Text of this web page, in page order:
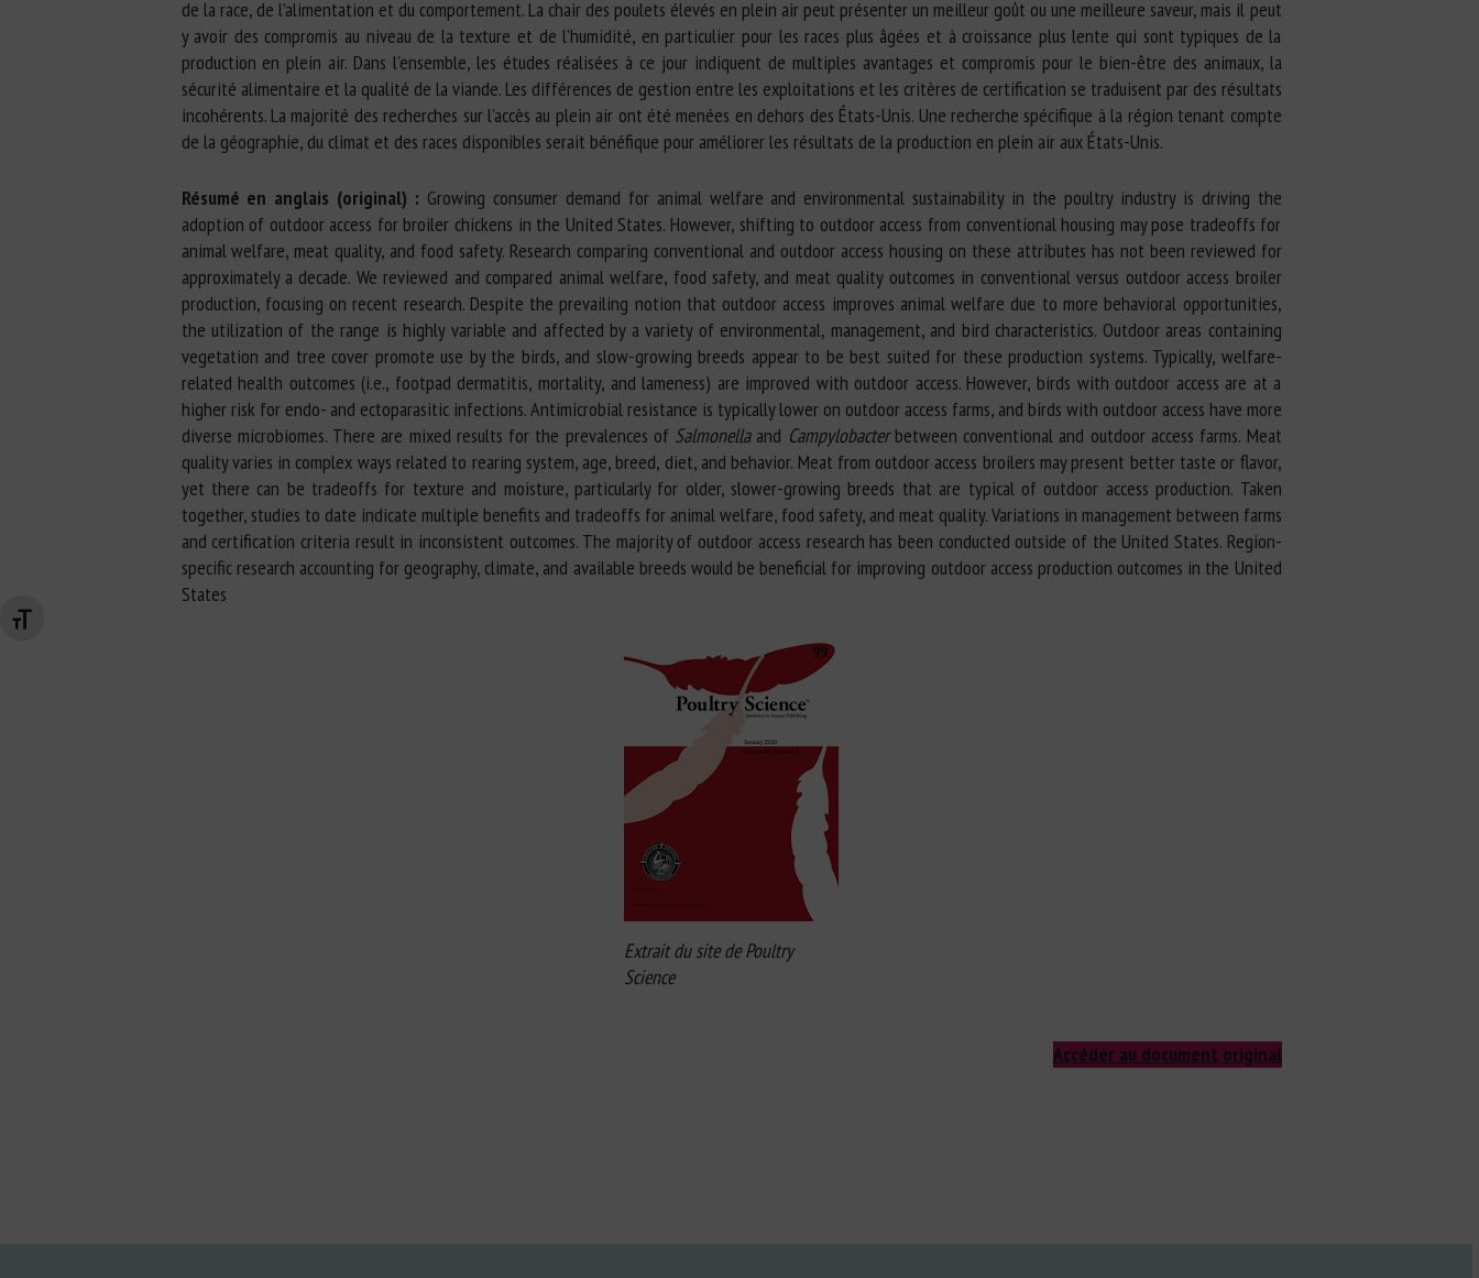
Changer la taille de la police
de la race, de l’alimentation et du comportement. La chair des poulets élevés en plein air peut présenter un meilleur goût ou une meilleure saveur, mais il peut
y avoir des compromis au niveau de la texture et de l’humidité, en particulier pour les races plus âgées et à croissance plus lente qui sont typiques de la
production en plein air. Dans l’ensemble, les études réalisées à ce jour indiquent de multiples avantages et compromis pour le bien-être des animaux, la
sécurité alimentaire et la qualité de la viande. Les différences de gestion entre les exploitations et les critères de certification se traduisent par des résultats
incohérents. La majorité des recherches sur l’accès au plein air ont été menées en dehors des États-Unis. Une recherche spécifique à la région tenant compte
de la géographie, du climat et des races disponibles serait bénéfique pour améliorer les résultats de la production en plein air aux États-Unis.
Résumé en anglais (original) : Growing consumer demand for animal welfare and environmental sustainability in the poultry industry is driving the
adoption of outdoor access for broiler chickens in the United States. However, shifting to outdoor access from conventional housing may pose tradeoffs for
animal welfare, meat quality, and food safety. Research comparing conventional and outdoor access housing on these attributes has not been reviewed for
approximately a decade. We reviewed and compared animal welfare, food safety, and meat quality outcomes in conventional versus outdoor access broiler
production, focusing on recent research. Despite the prevailing notion that outdoor access improves animal welfare due to more behavioral opportunities,
the utilization of the range is highly variable and affected by a variety of environmental, management, and bird characteristics. Outdoor areas containing
vegetation and tree cover promote use by the birds, and slow-growing breeds appear to be best suited for these production systems. Typically, welfare-
related health outcomes (i.e., footpad dermatitis, mortality, and lameness) are improved with outdoor access. However, birds with outdoor access are at a
higher risk for endo- and ectoparasitic infections. Antimicrobial resistance is typically lower on outdoor access farms, and birds with outdoor access have more
diverse microbiomes. There are mixed results for the prevalences of Salmonellaand Campylobacterbetween conventional and outdoor access farms. Meat
quality varies in complex ways related to rearing system, age, breed, diet, and behavior. Meat from outdoor access broilers may present better taste or flavor,
yet there can be tradeoffs for texture and moisture, particularly for older, slower-growing breeds that are typical of outdoor access production. Taken
together, studies to date indicate multiple benefits and tradeoffs for animal welfare, food safety, and meat quality. Variations in management between farms
and certification criteria result in inconsistent outcomes. The majority of outdoor access research has been conducted outside of the United States. Region-
specific research accounting for geography, climate, and available breeds would be beneficial for improving outdoor access production outcomes in the United
States
Extrait du site de Poultry
Science
Accéder au document original